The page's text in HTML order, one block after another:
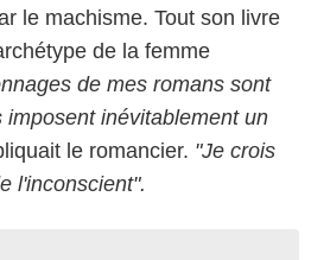
le machisme. Tout son livre
de la femme
de mes romans sont
inévitablement un
le romancier. "Je crois
l'inconscient".